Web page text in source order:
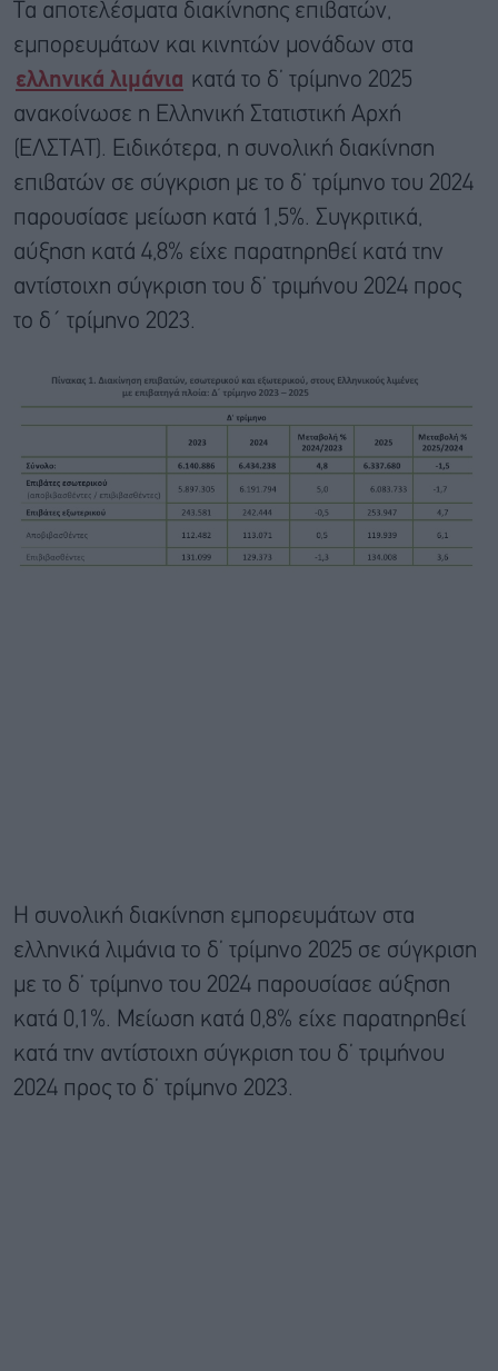
Tα αποτελέσματα διακίνησης επιβατών,
εμπορευμάτων και κινητών μονάδων στα
ελληνικά λιμάνια κατά το δ’ τρίμηνο 2025
ανακοίνωσε η Ελληνική Στατιστική Αρχή
(ΕΛΣΤΑΤ). Ειδικότερα, η συνολική διακίνηση
επιβατών σε σύγκριση με το δ’ τρίμηνο του 2024
παρουσίασε μείωση κατά 1,5%. Συγκριτικά,
αύξηση κατά 4,8% είχε παρατηρηθεί κατά την
αντίστοιχη σύγκριση του δ’ τριμήνου 2024 προς
το δ΄ τρίμηνο 2023.
Η συνολική διακίνηση εμπορευμάτων στα
ελληνικά λιμάνια το δ’ τρίμηνο 2025 σε σύγκριση
με το δ’ τρίμηνο του 2024 παρουσίασε αύξηση
κατά 0,1%. Μείωση κατά 0,8% είχε παρατηρηθεί
κατά την αντίστοιχη σύγκριση του δ’ τριμήνου
2024 προς το δ’ τρίμηνο 2023.